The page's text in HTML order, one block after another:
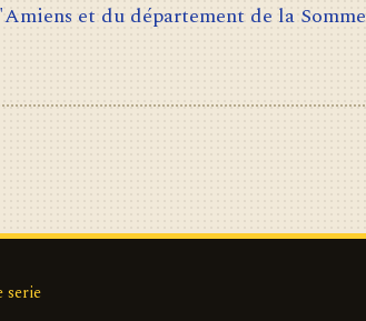
et du département de la Somme
serie